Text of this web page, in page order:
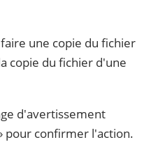
une copie du fichier
copie du fichier d'une
d'avertissement
pour confirmer l'action.